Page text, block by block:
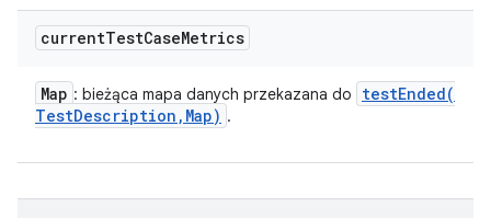
currentTestCaseMetrics
Map : bieżąca mapa danych przekazana do
testEnded(
TestDescription , Map) .